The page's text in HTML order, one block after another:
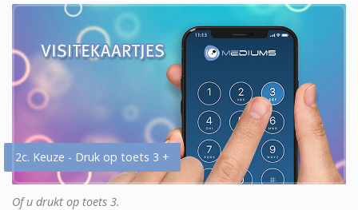
2c. Keuze - Druk op toets 3 +
Of u drukt op toets 3.